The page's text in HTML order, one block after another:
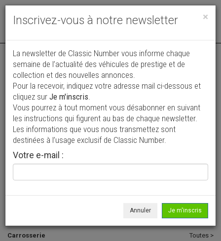
Toggle
Vos annonces vues par
plus de 4 millions de collectionneurs
Ajouter une annonce
> Rechercher un véhicule
Tous >
Carrosserie Toutes >
×
Inscrivez-vous à notre newsletter
La newsletter de Classic Number vous informe chaque
semaine de l’actualité des véhicules de prestige et de
collection et des nouvelles annonces.
Pour la recevoir, indiquez votre adresse mail ci-dessous et
cliquez sur Je m'inscris.
Vous pourrez à tout moment vous désabonner en suivant
les instructions qui figurent au bas de chaque newsletter.
Les informations que vous nous transmettez sont
destinées à l’usage exclusif de Classic Number.
Votre e-mail :
Annuler Je m'inscris